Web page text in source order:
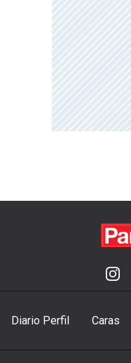
Diario Perfil Caras